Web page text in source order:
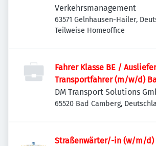
Verkehrsmanagement
63571 Gelnhausen-Hailer,
Teilweise Homeoffice
Fahrer Klasse BE /
Transportfahrer (m/w/d)
DM Transport Solutions
65520 Bad Camberg,
Straßenwärter/-in (w/m/d)